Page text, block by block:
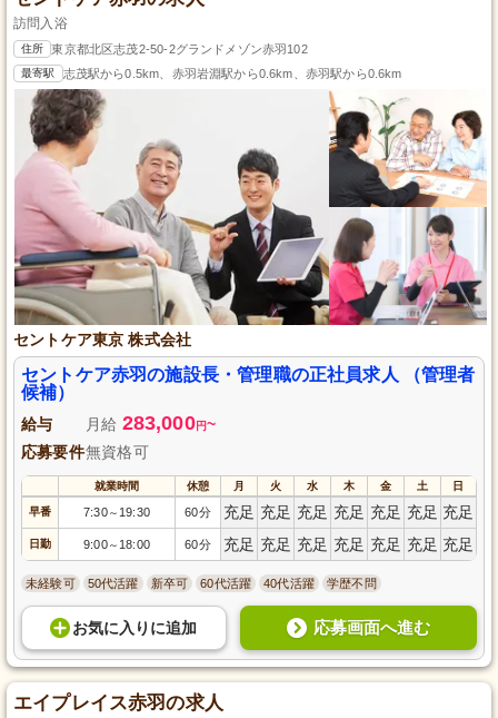
訪問入浴
住所 東京都北区志茂2-50-2グランドメゾン赤羽102
最寄駅 志茂駅から0.5km、赤羽岩淵駅から0.6km、赤羽駅から0.6km
セントケア東京 株式会社
セントケア赤羽の施設長・管理職の正社員求人 （管理者
候補）
給与 月給 283,000円~
応募要件無資格可
就業時間 休憩 月 火 水 木 金 土 日
早番 7:30～ 19:30 60分 充足 充足 充足 充足 充足 充足 充足
日勤 9:00～ 18:00 60分 充足 充足 充足 充足 充足 充足 充足
未経験可 50代活躍 新卒可 60代活躍 40代活躍 学歴不問
お気に入り に追加 応募画面へ進む
エイプレイス赤羽の求人